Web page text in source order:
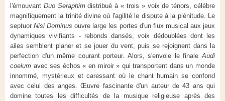
l'émouvant Duo Seraphimdistribué à « trois » voix de ténors, célèbre
magnifiquement la trinité divine où l'agilité le dispute à la plénitude. Le
septuorNisi Dominusouvre large les portes d'un flux musical aux jeux
dynamiques vivifiants - rebonds dansés, voix dédoublées dont les
ailes semblent planer et se jouer du vent, puis se rejoignent dans la
perfection d'un même courant porteur. Alors, s'envole le finale Audi
coelum avec ses échos « en miroir » qui transportent dans un monde
innommé, mystérieux et caressant où le chant humain se confond
avec celui des anges. Œuvre fascinante d'un auteur de 43 ans qui
domine toutes les difficultés de la musique religieuse après des